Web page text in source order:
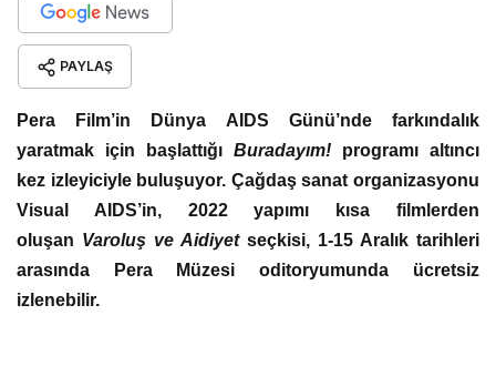
PAYLAŞ
Pera Film’in Dünya AIDS Günü’nde farkındalık
yaratmak için başlattığı Buradayım! programı altıncı
kez izleyiciyle buluşuyor. Çağdaş sanat organizasyonu
Visual AIDS’in, 2022 yapımı kısa filmlerden
oluşan Varoluş ve Aidiyetseçkisi, 1-15 Aralık tarihleri
arasında Pera Müzesi oditoryumunda ücretsiz
izlenebilir.